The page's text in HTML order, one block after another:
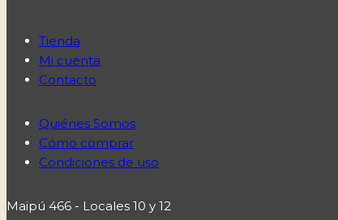
Tienda
Mi cuenta
Contacto
Quiénes Somos
Cómo comprar
Condiciones de uso
Maipú 466 - Locales 10 y 12